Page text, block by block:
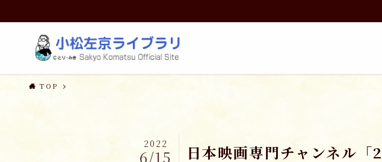
TOP
日本映画専門チャンネル
2022
6/15